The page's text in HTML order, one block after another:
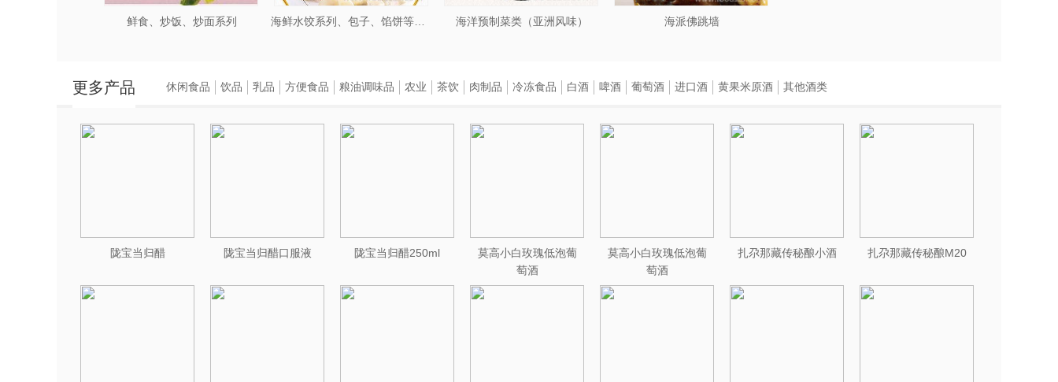
鲜食、炒饭、炒面系列 海洋预制菜类（亚洲风味） 海派佛跳墙
更多产品
陇宝当归醋 陇宝当归醋口服液 陇宝当归醋250ml
莫高小白玫瑰低泡葡
萄酒
莫高小白玫瑰低泡葡
萄酒
扎尕那藏传秘酿小酒 扎尕那藏传秘酿M20
休闲食品 饮品 乳品 方便食品 粮油调味品 农业 茶饮 肉制品 冷冻食品 白酒 啤酒 葡萄酒 进口酒 黄果米原酒 其他酒类